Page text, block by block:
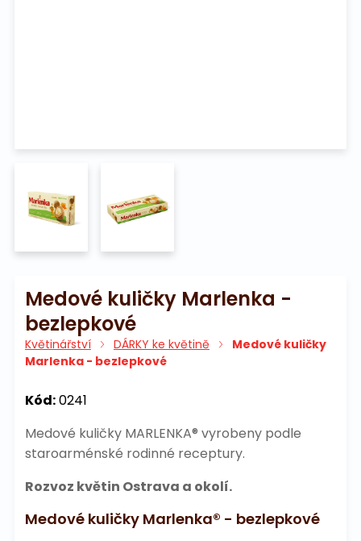
Medové kuličky Marlenka -
bezlepkové
Květinářství DÁRKY ke květině
Medové kuličky
Marlenka - bezlepkové
Kód:0241
Medové kuličky MARLENKA® vyrobeny podle
staroarménské rodinné receptury.
Rozvoz květin Ostrava a okolí.
Medové kuličky Marlenka® - bezlepkové